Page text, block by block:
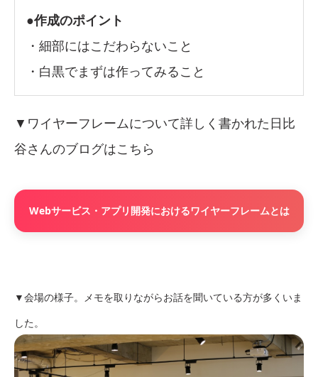
●作成のポイント
・細部にはこだわらないこと
・白黒でまずは作ってみること
▼ワイヤーフレームについて詳しく書かれた日比
谷さんのブログはこちら
Webサービス・アプリ開発におけるワイヤーフレームとは
▼会場の様子。メモを取りながらお話を聞いている方が多くいま
した。